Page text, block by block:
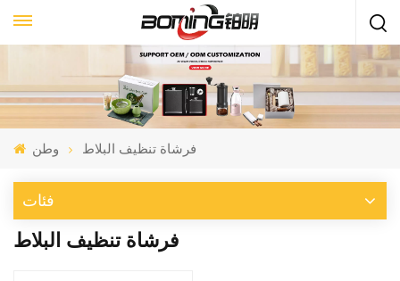
وطن فرشاة تنظيف البلاط
فئات
فرشاة تنظيف البلاط